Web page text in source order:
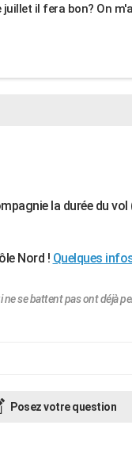
il fera bon? On
la durée du
Nord ! Quelques
se battent pas ont déjà
Posez votre question